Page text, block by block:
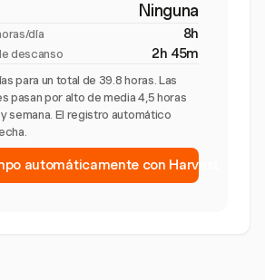
Ninguna
día 8h
descanso 2h 45m
para un total de 39.8 horas. Las
pasan por alto de media 4,5 horas
semana. El registro automático
automáticamente con Harvest